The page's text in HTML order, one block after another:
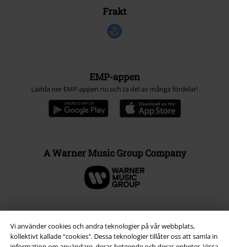
Vi använder cookies och andra teknologier på vår webbplats,
kollektivt kallade “cookies". Dessa teknologier tillåter oss att samla in
Frakt
EMP-appen
Ladda ner EMP-appen nu och ta del av många fördelar!
A Warner Music Group Company